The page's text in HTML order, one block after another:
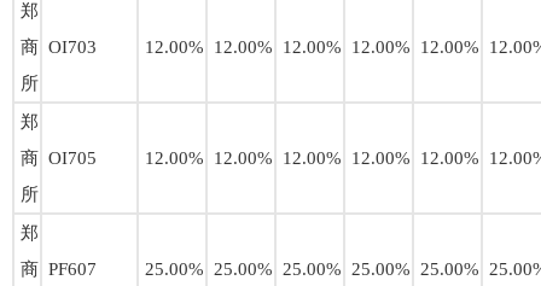
郑
商
所
OI703 12.00% 12.00% 12.00% 12.00% 12.00%
郑
商
所
OI705 12.00% 12.00% 12.00% 12.00% 12.00%
郑
商 PF607 25.00% 25.00% 25.00% 25.00% 25.00%